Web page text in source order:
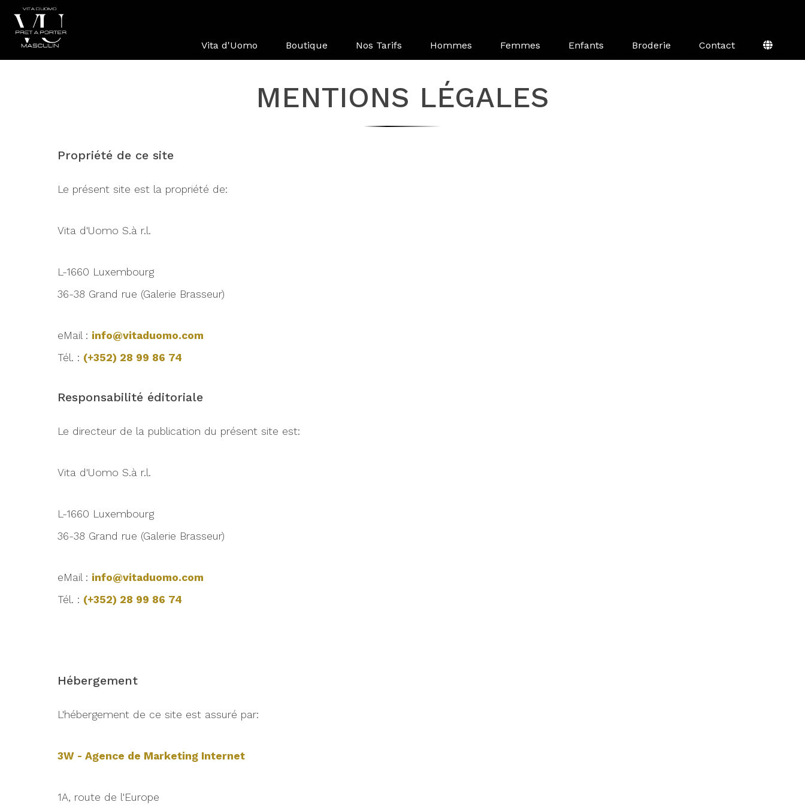
Vita d'Uomo Boutique Nos Tarifs Hommes Femmes Enfants Broderie Contact
MENTIONS LÉGALES
Propriété de ce site
Le présent site est la propriété de:
Vita d'Uomo S.à r.l.
L-1660 Luxembourg
36-38 Grand rue (Galerie Brasseur)
eMail : info@vitaduomo.com
Tél. : (+352) 28 99 86 74
Responsabilité éditoriale
Le directeur de la publication du présent site est:
Vita d'Uomo S.à r.l.
L-1660 Luxembourg
36-38 Grand rue (Galerie Brasseur)
eMail : info@vitaduomo.com
Tél. : (+352) 28 99 86 74
Hébergement
L'hébergement de ce site est assuré par:
3W - Agence de Marketing Internet
1A, route de l'Europe